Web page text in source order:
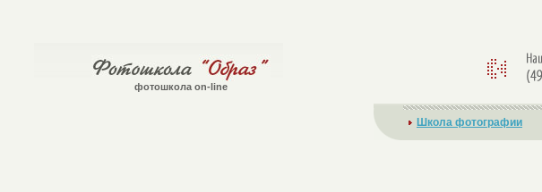
фотошкола on-line
Школа фотографии